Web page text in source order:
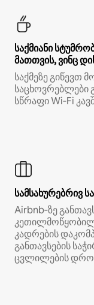
საქმიანი
მათთვის, ვინც
საქმეზე გიწევთ
საცხოვრებლები
სწრაფი Wi‑Fi
სამსახურებრივ
Airbnb‑ზე
კადრების
განთავსების
ცვლილების